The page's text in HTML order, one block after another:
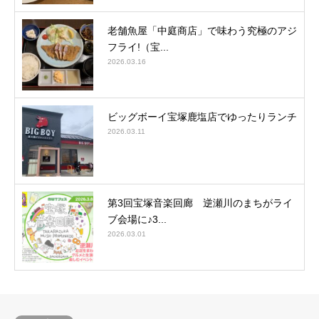
老舗魚屋「中庭商店」で味わう究極のアジ
フライ!（宝...
2026.03.16
ビッグボーイ宝塚鹿塩店でゆったりランチ
2026.03.11
第3回宝塚音楽回廊 逆瀬川のまちがライ
ブ会場に♪3...
2026.03.01